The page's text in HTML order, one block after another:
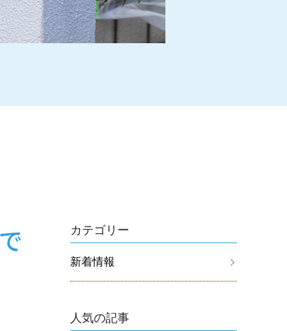
カテゴリー
新着情報
人気の記事